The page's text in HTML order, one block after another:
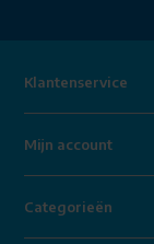
Klantenservice
Mijn account
Categorieën